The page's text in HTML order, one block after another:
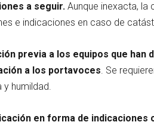
a seguir. Aunque inexacta, la
e indicaciones en caso de
previa a los equipos que
a los portavoces. Se
y humildad.
en forma de indicaciones